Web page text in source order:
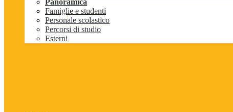
Panoramica
Famiglie e studenti
Personale scolastico
Percorsi di studio
Esterni